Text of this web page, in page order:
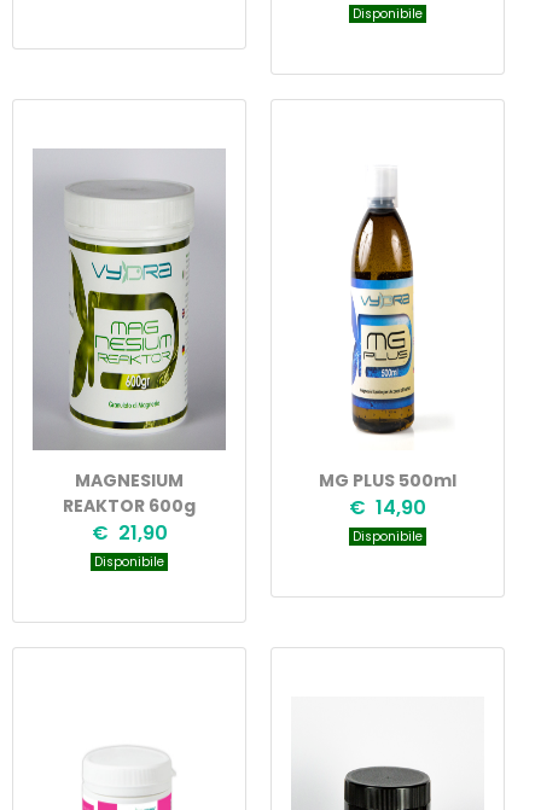
Disponibile
MAGNESIUM
REAKTOR 600g
€ 21,90
Disponibile
MG PLUS 500ml
€ 14,90
Disponibile